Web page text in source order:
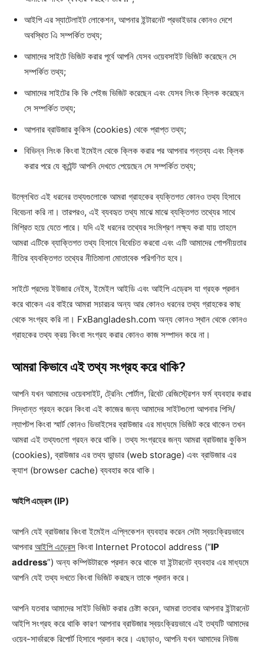
আইপি এর স্যাটেলাইট লোকেশন, আপনার ইন্টারনেট প্রভাইডার কোনও দেশে
অবস্থিত এি সম্পর্কিত তথ্য;
আমাদের সাইটে ভিজিট করার পূর্বে আপনি যেসব ওয়েবসাইট ভিজিট করেছেন সে
সম্পর্কিত তথ্য;
আমাদের সাইটের কি কি পেইজ ভিজিট করেছেন এবং যেসব লিংক ক্লিক করেছেন
সে সম্পর্কিত তথ্য;
আপনার ব্রাউজার কুকিস (cookies) থেকে প্রাপ্ত তথ্য;
বিভিন্ন লিংক কিংবা ইমেইল থেকে ক্লিক করার পর আপনার গন্তব্য এবং ক্লিক
করার পরে যে কন্টেন্ট আপনি দেখতে পেয়েছেন সে সম্পর্কিত তথ্য;
উল্লেখিত এই ধরনের তথ্যগুলোকে আমরা গ্রাহকের ব্যক্তিগত কোনও তথ্য হিসাবে
বিবেচনা করি না। তারপরও, এই ব্যবহৃত তথ্য মাঝে মাঝে ব্যক্তিগত তথ্যের সাথে
মিশ্রিত হয়ে যেতে পারে। যদি এই ধরনের তথ্যের সংমিশ্রণ লক্ষ্য করা যায় তাহলে
আমরা এটিকে ব্যাক্তিগত তথ্য হিসাবে বিবেচিত করবো এবং এটি আমাদের গোপনীয়তার
নীতির ব্যবক্তিগত তথ্যের নীতিমালা মোতাবেক পরিগণিত হবে।
সাইটে প্রদেয় ইউজার নেইম, ইমেইল আইডি এবং আইপি এড্রেস যা গ্রহক প্রদান
করে থাকেন এর বাইরে আমরা সচারচর অন্য আর কোনও ধরনের তথ্য গ্রাহকের কাছ
থেকে সংগ্রহ করি না। FxBangladesh.com অন্য কোনও স্থান থেকে কোনও
গ্রাহকের তথ্য ক্রয় কিংবা সংগ্রহ করার কোনও কাজ সম্পাদন করে না।
আমরা কিভাবে এই তথ্য সংগ্রহ করে থাকি?
আপনি যখন আমাদের ওয়েবসাইট, ট্রেনিং পোর্টাল, রিবেট রেজিস্ট্রেশন ফর্ম ব্যবহার করার
সিদ্ধান্ত গ্রহন করেন কিংবা এই কাজের জন্য আমাদের সাইটগুলো আপনার পিসি/
ল্যাপটপ কিংবা স্মার্ট কোনও ডিভাইসের ব্রাউজার এর মাধ্যমে ভিজিট করে থাকেন তখন
আমরা এই তথ্যগুলো গ্রহন করে থাকি। তথ্য সংগ্রহের জন্য আমরা ব্রাউজার কুকিস
(cookies), ব্রাউজার এর তথ্য ভান্ডার (web storage) এবং ব্রাউজার এর
ক্যাশ (browser cache) ব্যবহার করে থাকি।
আইপি এড্রেস (IP)
আপনি যেই ব্রাউজার কিংবা ইমেইল এপ্লিকেশন ব্যবহার করেন সেটা স্বয়ংক্রিয়ভাবে
আপনার আইপি এড্রেস কিংবা Internet Protocol address (“IP
address”) অন্য কম্পিউটারকে প্রদান করে থাকে যা ইন্টারনেট ব্যবহার এর মাধ্যমে
আপনি যেই তথ্য দখতে কিংবা ভিজিট করছেন তাকে প্রদান করে।
আপনি যতবার আমাদের সাইট ভিজিট করার চেষ্টা করেন, আমরা ততবার আপনার ইন্টারনেট
আইপি সংগ্রহ করে থাকি কারণ আপনার ব্রাউজার স্বয়ংক্রিয়ভাবে এই তথ্যটি আমাদের
ওয়েব-সার্ভারকে রিপোর্ট হিসাবে প্রদান করে। এছাড়াও, আপনি যখন আমাদের নিউজ